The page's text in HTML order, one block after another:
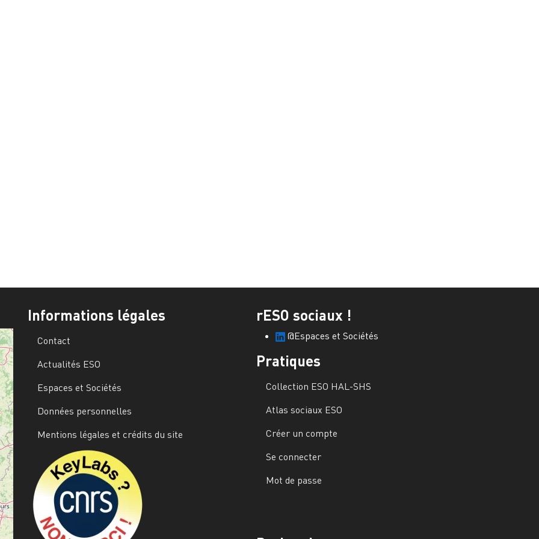
Informations légales
Contact
Actualités ESO
Espaces et Sociétés
Données personnelles
Mentions légales et crédits du site
rESO sociaux !
@Espaces et Sociétés
Pratiques
Collection ESO HAL-SHS
Atlas sociaux ESO
Créer un compte
Se connecter
Mot de passe